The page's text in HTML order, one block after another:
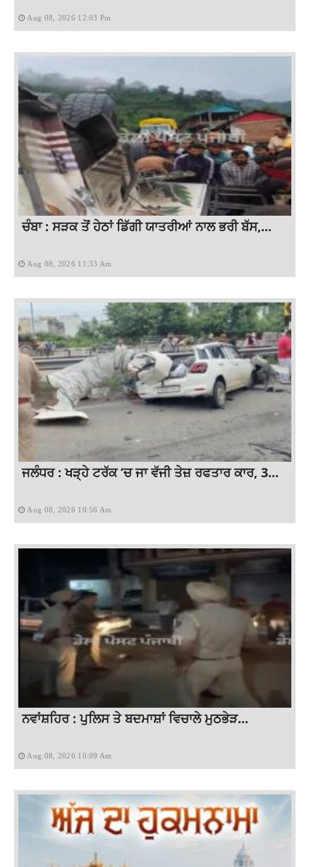
Aug 08, 2026 12:03 Pm
ਚੰਬਾ : ਸੜਕ ਤੋਂ ਹੇਠਾਂ ਡਿੱਗੀ ਯਾਤਰੀਆਂ ਨਾਲ ਭਰੀ ਬੱਸ,...
Aug 08, 2026 11:33 Am
ਜਲੰਧਰ : ਖੜ੍ਹੇ ਟਰੱਕ ‘ਚ ਜਾ ਵੱਜੀ ਤੇਜ਼ ਰਫਤਾਰ ਕਾਰ, 3...
Aug 08, 2026 10:56 Am
ਨਵਾਂਸ਼ਹਿਰ : ਪੁਲਿਸ ਤੇ ਬਦਮਾਸ਼ਾਂ ਵਿਚਾਲੇ ਮੁਠਭੇੜ...
Aug 08, 2026 10:09 Am